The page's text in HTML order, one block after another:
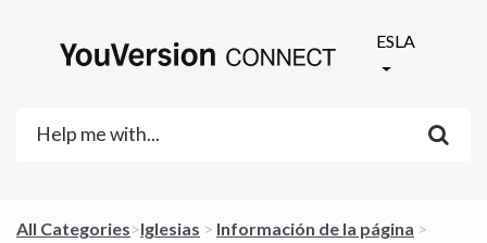
ESLA
All Categories​>​​Iglesias ​ > ​ ​Información de la página ​ > ​